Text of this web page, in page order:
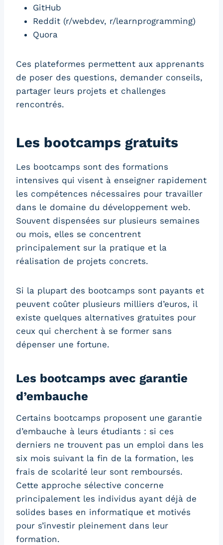
GitHub
Reddit (r/webdev, r/learnprogramming)
Quora
Ces plateformes permettent aux apprenants
de poser des questions, demander conseils,
partager leurs projets et challenges
rencontrés.
Les bootcamps gratuits
Les bootcamps sont des formations
intensives qui visent à enseigner rapidement
les compétences nécessaires pour travailler
dans le domaine du développement web.
Souvent dispensées sur plusieurs semaines
ou mois, elles se concentrent
principalement sur la pratique et la
réalisation de projets concrets.
Si la plupart des bootcamps sont payants et
peuvent coûter plusieurs milliers d’euros, il
existe quelques alternatives gratuites pour
ceux qui cherchent à se former sans
dépenser une fortune.
Les bootcamps avec garantie
d’embauche
Certains bootcamps proposent une garantie
d’embauche à leurs étudiants : si ces
derniers ne trouvent pas un emploi dans les
six mois suivant la fin de la formation, les
frais de scolarité leur sont remboursés.
Cette approche sélective concerne
principalement les individus ayant déjà de
solides bases en informatique et motivés
pour s’investir pleinement dans leur
formation.